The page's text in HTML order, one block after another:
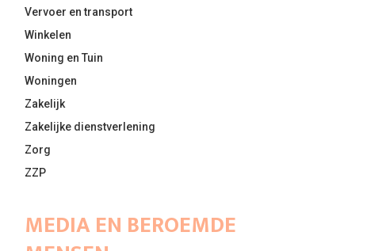
Vervoer en transport
Winkelen
Woning en Tuin
Woningen
Zakelijk
Zakelijke dienstverlening
Zorg
ZZP
MEDIA EN BEROEMDE